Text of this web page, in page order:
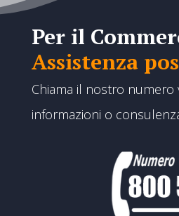
Per il
Assistenza
Chiama il nostro numero
informazioni o